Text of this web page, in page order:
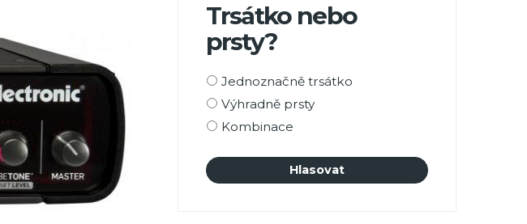
Trsátko nebo
prsty?
Možnosti
výběru
Jednoznačně trsátko
Výhradně prsty
Kombinace